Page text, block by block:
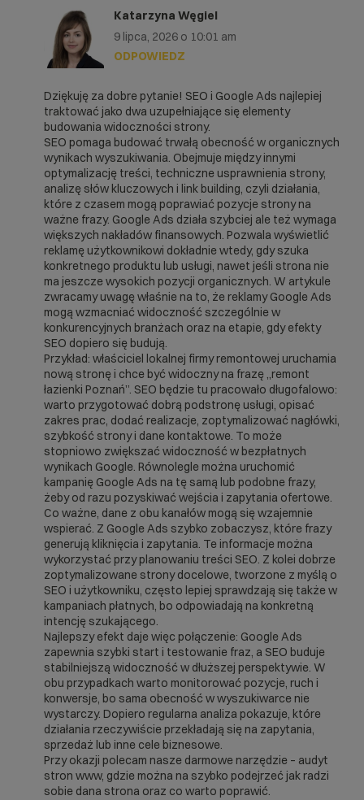
Katarzyna Węgiel
9 lipca, 2026 o 10:01 am
Dziękuję za dobre pytanie! SEO i Google Ads najlepiej
traktować jako dwa uzupełniające się elementy
budowania widoczności strony.
SEO pomaga budować trwałą obecność w organicznych
wynikach wyszukiwania. Obejmuje między innymi
optymalizację treści, techniczne usprawnienia strony,
analizę słów kluczowych i link building, czyli działania,
które z czasem mogą poprawiać pozycje strony na
ważne frazy. Google Ads działa szybciej ale też wymaga
większych nakładów finansowych. Pozwala wyświetlić
reklamę użytkownikowi dokładnie wtedy, gdy szuka
konkretnego produktu lub usługi, nawet jeśli strona nie
ma jeszcze wysokich pozycji organicznych. W artykule
zwracamy uwagę właśnie na to, że reklamy Google Ads
mogą wzmacniać widoczność szczególnie w
konkurencyjnych branżach oraz na etapie, gdy efekty
SEO dopiero się budują.
Przykład: właściciel lokalnej firmy remontowej uruchamia
nową stronę i chce być widoczny na frazę „remont
łazienki Poznań”. SEO będzie tu pracowało długofalowo:
warto przygotować dobrą podstronę usługi, opisać
zakres prac, dodać realizacje, zoptymalizować nagłówki,
szybkość strony i dane kontaktowe. To może
stopniowo zwiększać widoczność w bezpłatnych
wynikach Google. Równolegle można uruchomić
kampanię Google Ads na tę samą lub podobne frazy,
żeby od razu pozyskiwać wejścia i zapytania ofertowe.
Co ważne, dane z obu kanałów mogą się wzajemnie
wspierać. Z Google Ads szybko zobaczysz, które frazy
generują kliknięcia i zapytania. Te informacje można
wykorzystać przy planowaniu treści SEO. Z kolei dobrze
zoptymalizowane strony docelowe, tworzone z myślą o
SEO i użytkowniku, często lepiej sprawdzają się także w
kampaniach płatnych, bo odpowiadają na konkretną
intencję szukającego.
Najlepszy efekt daje więc połączenie: Google Ads
zapewnia szybki start i testowanie fraz, a SEO buduje
stabilniejszą widoczność w dłuższej perspektywie. W
obu przypadkach warto monitorować pozycje, ruch i
konwersje, bo sama obecność w wyszukiwarce nie
wystarczy. Dopiero regularna analiza pokazuje, które
działania rzeczywiście przekładają się na zapytania,
sprzedaż lub inne cele biznesowe.
Przy okazji polecam nasze darmowe narzędzie – audyt
stron www, gdzie można na szybko podejrzeć jak radzi
sobie dana strona oraz co warto poprawić.
ODPOWIEDZ